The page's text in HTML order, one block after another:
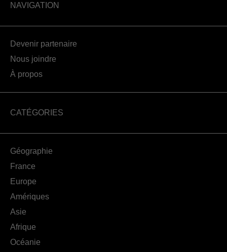
NAVIGATION
Devenir partenaire
Nous joindre
À propos
CATÉGORIES
Géographie
France
Europe
Amériques
Asie
Afrique
Océanie